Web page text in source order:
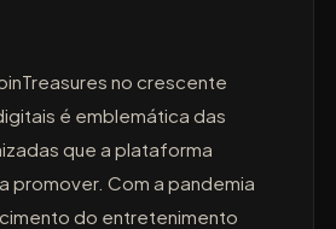
no crescente
é emblemática das
que a plataforma
promover. Com a pandemia
do entretenimento